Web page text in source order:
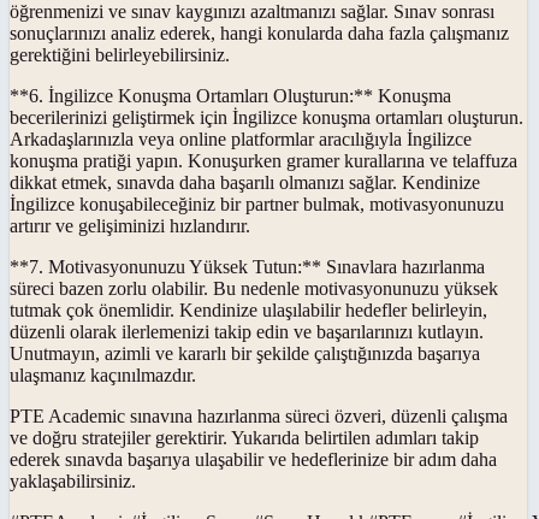
öğrenmenizi ve sınav kaygınızı azaltmanızı sağlar. Sınav sonrası
sonuçlarınızı analiz ederek, hangi konularda daha fazla çalışmanız
gerektiğini belirleyebilirsiniz.
**6. İngilizce Konuşma Ortamları Oluşturun:** Konuşma
becerilerinizi geliştirmek için İngilizce konuşma ortamları oluşturun.
Arkadaşlarınızla veya online platformlar aracılığıyla İngilizce
konuşma pratiği yapın. Konuşurken gramer kurallarına ve telaffuza
dikkat etmek, sınavda daha başarılı olmanızı sağlar. Kendinize
İngilizce konuşabileceğiniz bir partner bulmak, motivasyonunuzu
artırır ve gelişiminizi hızlandırır.
**7. Motivasyonunuzu Yüksek Tutun:** Sınavlara hazırlanma
süreci bazen zorlu olabilir. Bu nedenle motivasyonunuzu yüksek
tutmak çok önemlidir. Kendinize ulaşılabilir hedefler belirleyin,
düzenli olarak ilerlemenizi takip edin ve başarılarınızı kutlayın.
Unutmayın, azimli ve kararlı bir şekilde çalıştığınızda başarıya
ulaşmanız kaçınılmazdır.
PTE Academic sınavına hazırlanma süreci özveri, düzenli çalışma
ve doğru stratejiler gerektirir. Yukarıda belirtilen adımları takip
ederek sınavda başarıya ulaşabilir ve hedeflerinize bir adım daha
yaklaşabilirsiniz.